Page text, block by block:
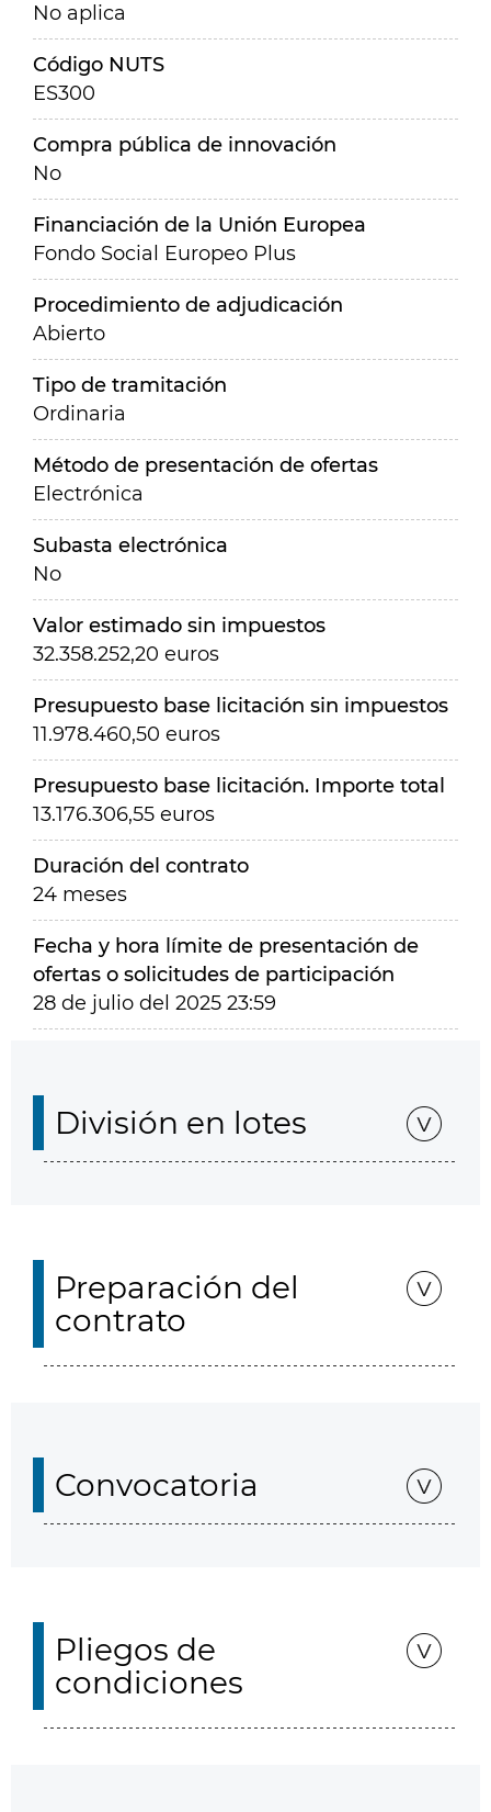
No aplica
Código NUTS
ES300
Compra pública de innovación
No
Financiación de la Unión Europea
Fondo Social Europeo Plus
Procedimiento de adjudicación
Abierto
Tipo de tramitación
Ordinaria
Método de presentación de ofertas
Electrónica
Subasta electrónica
No
Valor estimado sin impuestos
32.358.252,20 euros
Presupuesto base licitación sin impuestos
11.978.460,50 euros
Presupuesto base licitación. Importe total
13.176.306,55 euros
Duración del contrato
24 meses
Fecha y hora límite de presentación de
ofertas o solicitudes de participación
28 de julio del 2025 23:59
División en lotes
Preparación del
contrato
Convocatoria
Pliegos de
condiciones